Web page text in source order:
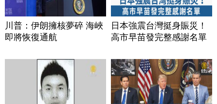
川普：伊朗擁核夢碎 海峽
即將恢復通航
日本強震台灣挺身賑災！
高市早苗發完整感謝名單